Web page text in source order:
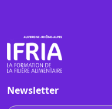
Newsletter